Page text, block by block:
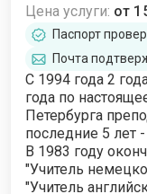
Цена услуги: от
Паспорт
Почта
С 1994 года 2
года по
Петербурга
последние 5 лет
В 1983 году
"Учитель
"Учитель